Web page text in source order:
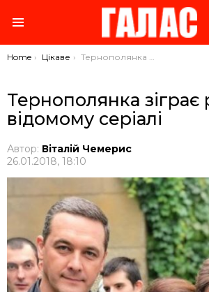
You are here:
Home Цікаве Тернополянка зіграє роль у відомому серіалі
Тернополянка зіграє
відомому серіалі
Автор: Віталій Чемерис
26.01.2018, 18:10